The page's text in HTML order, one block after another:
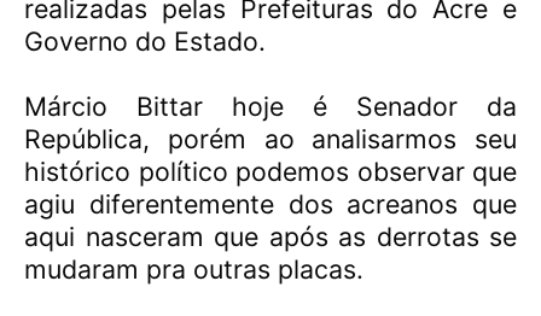
realizadas pelas Prefeituras do Acre e
Governo do Estado.
Márcio Bittar hoje é Senador da
República, porém ao analisarmos seu
histórico político podemos observar que
agiu diferentemente dos acreanos que
aqui nasceram que após as derrotas se
mudaram pra outras placas.